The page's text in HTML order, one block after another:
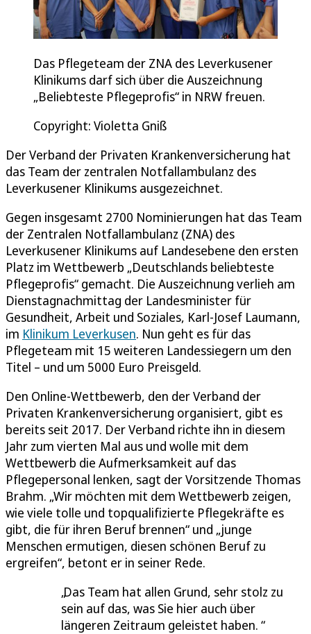
Das Pflegeteam der ZNA des Leverkusener
Klinikums darf sich über die Auszeichnung
„Beliebteste Pflegeprofis“ in NRW freuen.
Copyright: Violetta Gniß
Der Verband der Privaten Krankenversicherung hat
das Team der zentralen Notfallambulanz des
Leverkusener Klinikums ausgezeichnet.
Gegen insgesamt 2700 Nominierungen hat das Team
der Zentralen Notfallambulanz (ZNA) des
Leverkusener Klinikums auf Landesebene den ersten
Platz im Wettbewerb „Deutschlands beliebteste
Pflegeprofis“ gemacht. Die Auszeichnung verlieh am
Dienstagnachmittag der Landesminister für
Gesundheit, Arbeit und Soziales, Karl-Josef Laumann,
im Klinikum Leverkusen. Nun geht es für das
Pflegeteam mit 15 weiteren Landessiegern um den
Titel – und um 5000 Euro Preisgeld.
Den Online-Wettbewerb, den der Verband der
Privaten Krankenversicherung organisiert, gibt es
bereits seit 2017. Der Verband richte ihn in diesem
Jahr zum vierten Mal aus und wolle mit dem
Wettbewerb die Aufmerksamkeit auf das
Pflegepersonal lenken, sagt der Vorsitzende Thomas
Brahm. „Wir möchten mit dem Wettbewerb zeigen,
wie viele tolle und topqualifizierte Pflegekräfte es
gibt, die für ihren Beruf brennen“ und „junge
Menschen ermutigen, diesen schönen Beruf zu
ergreifen“, betont er in seiner Rede.
Das Team hat allen Grund, sehr stolz zu
sein auf das, was Sie hier auch über
längeren Zeitraum geleistet haben.